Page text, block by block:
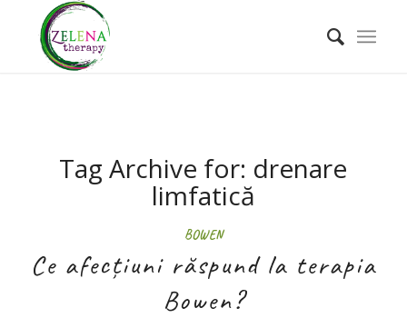
Tag Archive for: drenare
limfatică
BOWEN
Ce afecțiuni răspund la terapia
Bowen?